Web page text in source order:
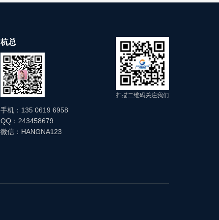
杭总
手机：135 0619 6958
QQ：243458679
微信：HANGNA123
扫描二维码关注我们